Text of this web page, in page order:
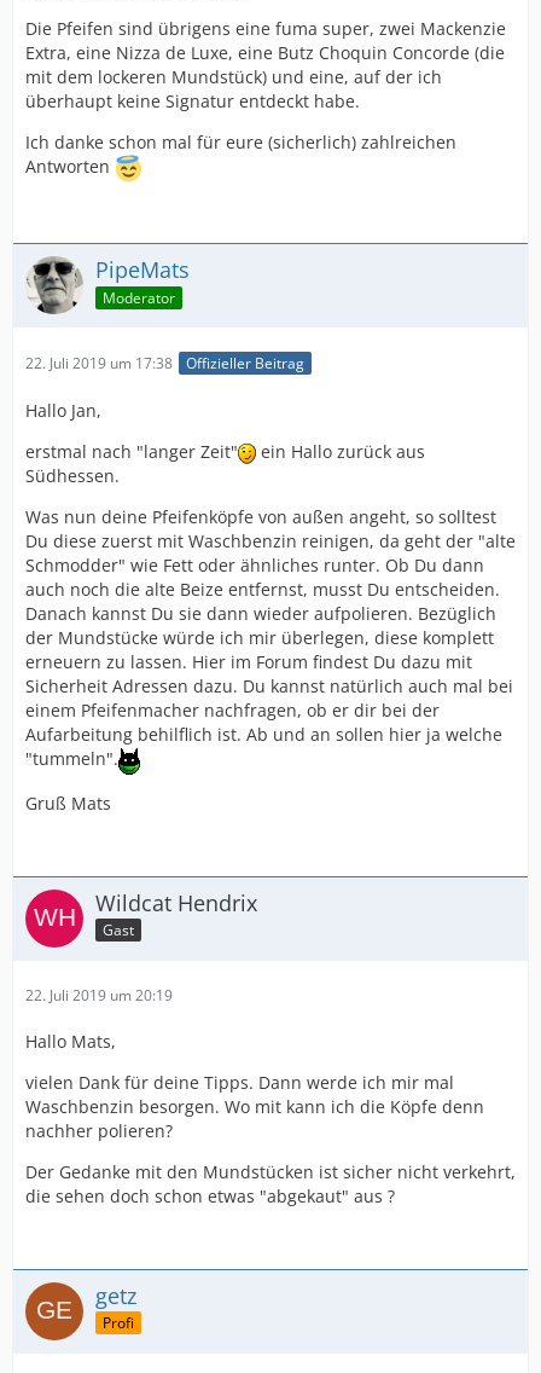
Die Pfeifen sind übrigens eine fuma super, zwei Mackenzie
Extra, eine Nizza de Luxe, eine Butz Choquin Concorde (die
mit dem lockeren Mundstück) und eine, auf der ich
überhaupt keine Signatur entdeckt habe.
Ich danke schon mal für eure (sicherlich) zahlreichen
Antworten
PipeMats
Moderator
22. Juli 2019 um 17:38 Offizieller Beitrag
Hallo Jan,
erstmal nach "langer Zeit"
ein Hallo zurück aus
Südhessen.
Was nun deine Pfeifenköpfe von außen angeht, so solltest
Du diese zuerst mit Waschbenzin reinigen, da geht der "alte
Schmodder" wie Fett oder ähnliches runter. Ob Du dann
auch noch die alte Beize entfernst, musst Du entscheiden.
Danach kannst Du sie dann wieder aufpolieren. Bezüglich
der Mundstücke würde ich mir überlegen, diese komplett
erneuern zu lassen. Hier im Forum findest Du dazu mit
Sicherheit Adressen dazu. Du kannst natürlich auch mal bei
einem Pfeifenmacher nachfragen, ob er dir bei der
Aufarbeitung behilflich ist. Ab und an sollen hier ja welche
"tummeln".
Gruß Mats
Wildcat Hendrix
Gast
22. Juli 2019 um 20:19
Hallo Mats,
vielen Dank für deine Tipps. Dann werde ich mir mal
Waschbenzin besorgen. Wo mit kann ich die Köpfe denn
nachher polieren?
Der Gedanke mit den Mundstücken ist sicher nicht verkehrt,
die sehen doch schon etwas "abgekaut" aus ?
getz
Profi